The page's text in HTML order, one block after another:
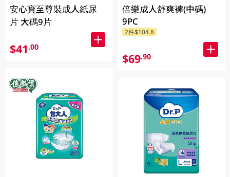
安心寶至尊裝成人紙尿
片 大碼9片
$41.00
倍樂成人舒爽褲(中碼)
9PC
2件$104.8
$69.90